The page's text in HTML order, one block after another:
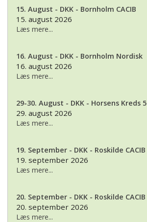
15. August - DKK - Bornholm CACIB
15. august 2026
Læs mere...
16. August - DKK - Bornholm Nordisk
16. august 2026
Læs mere...
29-30. August - DKK - Horsens Kreds 5
29. august 2026
Læs mere...
19. September - DKK - Roskilde CACIB
19. september 2026
Læs mere...
20. September - DKK - Roskilde CACIB
20. september 2026
Læs mere...